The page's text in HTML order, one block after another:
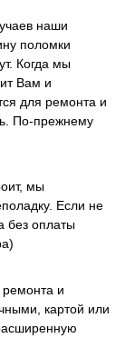
наши
поломки
Когда мы
Вам и
для ремонта и
По-прежнему
мы
Если не
без оплаты
и
картой или